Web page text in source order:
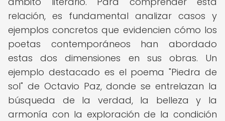
relación, es fundamental analizar casos y
ejemplos concretos que evidencien cómo los
poetas contemporáneos han abordado
estas dos dimensiones en sus obras. Un
ejemplo destacado es el poema "Piedra de
sol" de Octavio Paz, donde se entrelazan la
búsqueda de la verdad, la belleza y la
armonía con la exploración de la condición